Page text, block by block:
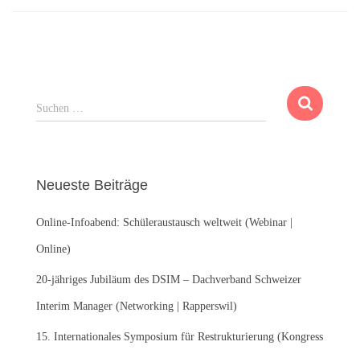
S
u
n
a
c
:
Suchen …
Neueste Beiträge
Online-Infoabend: Schüleraustausch weltweit (Webinar |
Online)
20-jähriges Jubiläum des DSIM – Dachverband Schweizer
Interim Manager (Networking | Rapperswil)
15. Internationales Symposium für Restrukturierung (Kongress